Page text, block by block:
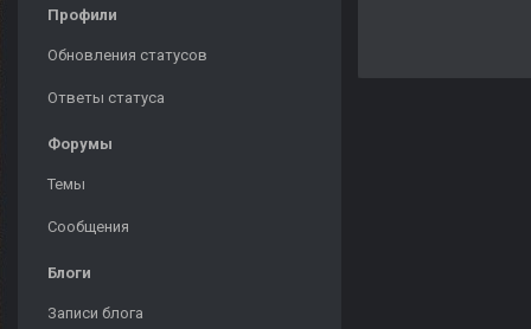
Профили
Обновления статусов
Ответы статуса
Форумы
Темы
Сообщения
Блоги
Записи блога